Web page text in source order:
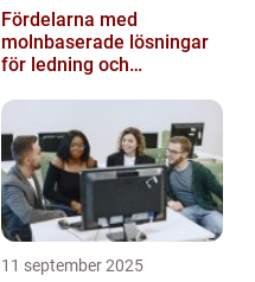
Fördelarna med
molnbaserade lösningar
för ledning och
11 september 2025